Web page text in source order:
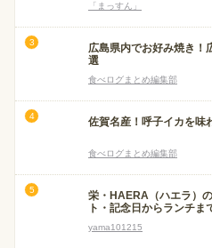
「まっすん」
広島県内でお好み焼き！
選
食べログまとめ編集部
佐賀名産！呼子イカを味
食べログまとめ編集部
栄・HAERA（ハエラ）
ト・記念日からランチま
yama101215